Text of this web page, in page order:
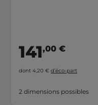
141,00 €
dont 4,20 € d’éco-part
2 dimensions possibles